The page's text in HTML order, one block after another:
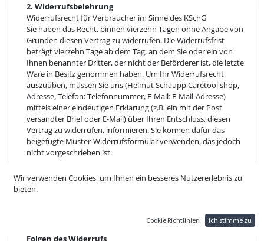
2. Widerrufsbelehrung
Widerrufsrecht für Verbraucher im Sinne des KSchG
Sie haben das Recht, binnen vierzehn Tagen ohne Angabe von
Gründen diesen Vertrag zu widerrufen. Die Widerrufsfrist
beträgt vierzehn Tage ab dem Tag, an dem Sie oder ein von
Ihnen benannter Dritter, der nicht der Beförderer ist, die letzte
Ware in Besitz genommen haben. Um Ihr Widerrufsrecht
auszuüben, müssen Sie uns (Helmut Schaupp Caretool shop,
Adresse, Telefon: Telefonnummer, E-Mail: E-Mail-Adresse)
mittels einer eindeutigen Erklärung (z.B. ein mit der Post
versandter Brief oder E-Mail) über Ihren Entschluss, diesen
Vertrag zu widerrufen, informieren. Sie können dafür das
beigefügte Muster-Widerrufsformular verwenden, das jedoch
nicht vorgeschrieben ist.
Sie erhalten von uns unverzüglich eine Bestätigung über den
Eingang eines solchen Widerrufs. Zur Wahrung der
Widerrufsfrist reicht es aus, dass Sie die Mitteilung über die
Folgen des Widerrufs
Wir verwenden Cookies, um Ihnen ein besseres Nutzererlebnis zu
bieten.
Cookie Richtlinien Ich stimme zu